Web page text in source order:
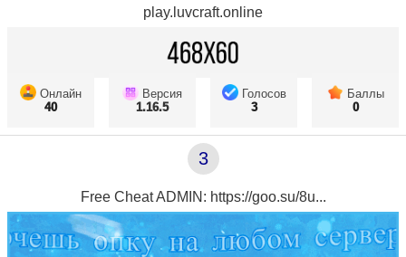
play.luvcraft.online
Онлайн
40
Версия
1.16.5
Голосов
3
Баллы
0
3
Free Cheat ADMIN: https://goo.su/8u...